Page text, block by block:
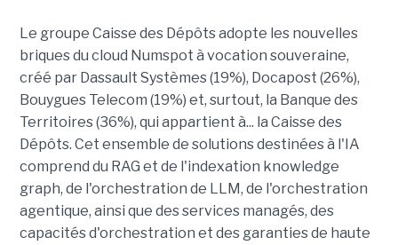
Le groupe Caisse des Dépôts adopte les nouvelles
briques du cloud Numspot à vocation souveraine,
créé par Dassault Systèmes (19%), Docapost (26%),
Bouygues Telecom (19%) et, surtout, la Banque des
Territoires (36%), qui appartient à... la Caisse des
Dépôts. Cet ensemble de solutions destinées à l'IA
comprend du RAG et de l'indexation knowledge
graph, de l'orchestration de LLM, de l'orchestration
agentique, ainsi que des services managés, des
capacités d'orchestration et des garanties de haute